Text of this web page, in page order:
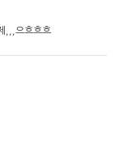
,,,으흐흐흐